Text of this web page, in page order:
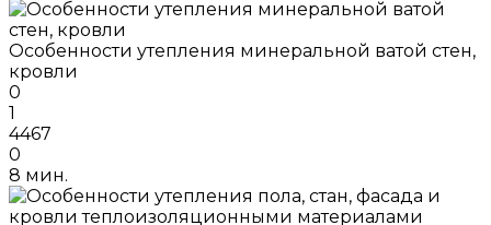
Особенности утепления минеральной ватой стен,
кровли
0
1
4467
0
8 мин.